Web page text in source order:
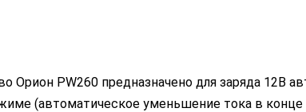
Орион PW260 предназначено для заряда 12В
(автоматическое уменьшение тока в конце